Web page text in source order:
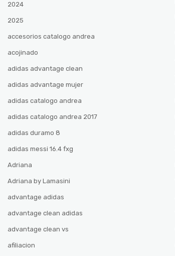
2024
2025
accesorios catalogo andrea
acojinado
adidas advantage clean
adidas advantage mujer
adidas catalogo andrea
adidas catalogo andrea 2017
adidas duramo 8
adidas messi 16.4 fxg
Adriana
Adriana by Lamasini
advantage adidas
advantage clean adidas
advantage clean vs
afiliacion